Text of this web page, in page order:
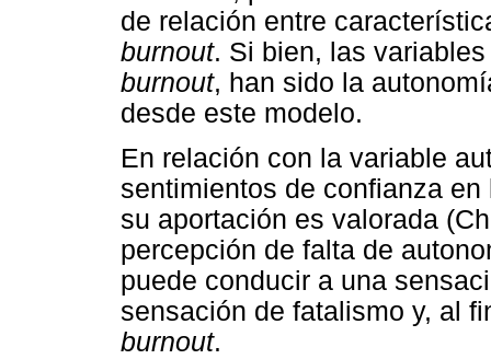
de relación entre
burnout. Si bien, las
burnout, han sido la
desde este modelo.
En relación con la variable
sentimientos de confianza
su aportación es valorada
percepción de falta de
puede conducir a una
sensación de fatalismo y, al
burnout.